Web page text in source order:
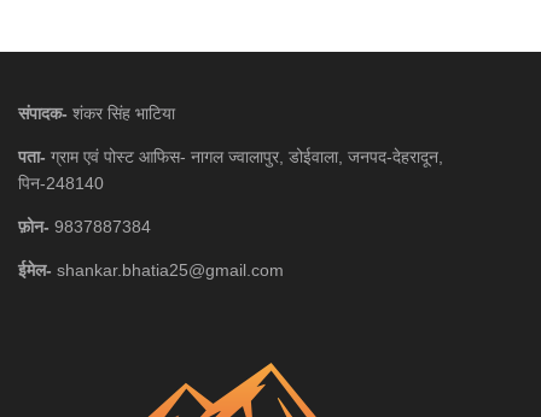
संपादक- शंकर सिंह भाटिया
पता- ग्राम एवं पोस्ट आफिस- नागल ज्वालापुर, डोईवाला, जनपद-देहरादून,
पिन-248140
फ़ोन- 9837887384
ईमेल- shankar.bhatia25@gmail.com